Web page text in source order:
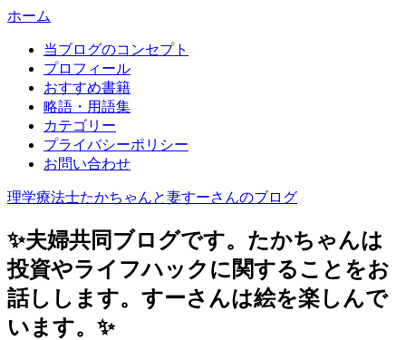
ホーム
当ブログのコンセプト
プロフィール
おすすめ書籍
略語・用語集
カテゴリー
プライバシーポリシー
お問い合わせ
理学療法士たかちゃんと妻すーさんのブログ
✨夫婦共同ブログです。たかちゃんは
投資やライフハックに関することをお
話しします。すーさんは絵を楽しんで
います。✨